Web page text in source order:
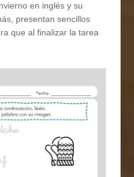
en inglés y su
presentan sencillos
que al finalizar la tarea